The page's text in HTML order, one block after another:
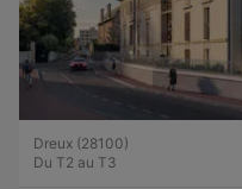
Dreux (28100)
Du T2 au T3